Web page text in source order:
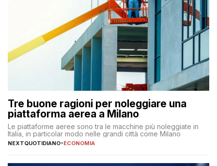
Tre buone ragioni per noleggiare una
piattaforma aerea a Milano
Le piattaforme aeree sono tra le macchine più noleggiate in
Italia, in particolar modo nelle grandi città come Milano
NEXTQUOTIDIANO-ECONOMIA